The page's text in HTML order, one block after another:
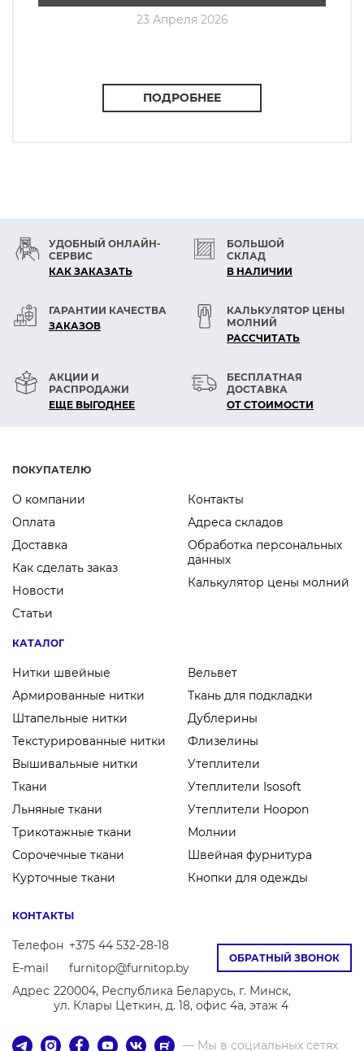
23 Апреля 2026
ПОДРОБНЕЕ
УДОБНЫЙ ОНЛАЙН-
СЕРВИС
КАК ЗАКАЗАТЬ
БОЛЬШОЙ
СКЛАД
В НАЛИЧИИ
ГАРАНТИИ КАЧЕСТВА
ЗАКАЗОВ
КАЛЬКУЛЯТОР ЦЕНЫ
МОЛНИЙ
РАСCЧИТАТЬ
АКЦИИ И
РАСПРОДАЖИ
ЕЩЕ ВЫГОДНЕЕ
БЕСПЛАТНАЯ
ДОСТАВКА
ОТ СТОИМОСТИ
ПОКУПАТЕЛЮ
О компании
Оплата
Доставка
Как сделать заказ
Новости
Статьи
Контакты
Адреса складов
Обработка персональных
данных
Калькулятор цены молний
КАТАЛОГ
Нитки швейные
Армированные нитки
Штапельные нитки
Текстурированные нитки
Вышивальные нитки
Ткани
Льняные ткани
Трикотажные ткани
Сорочечные ткани
Курточные ткани
Вельвет
Ткань для подкладки
Дублерины
Флизелины
Утеплители
Утеплители Isosoft
Утеплители Hoopon
Молнии
Швейная фурнитура
Кнопки для одежды
ОБРАТНЫЙ ЗВОНОК
КОНТАКТЫ
Телефон +375 44 532-28-18
E-mail
furnitop@furnitop.by
Адрес 220004, Республика Беларусь, г. Минск,
ул. Клары Цеткин, д. 18, офис 4а, этаж 4
— Мы в социальных сетях